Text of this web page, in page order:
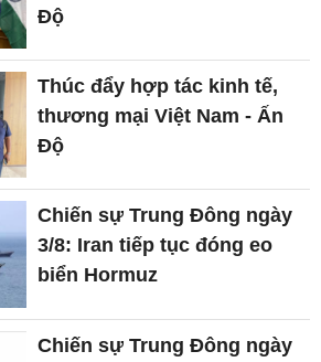
Độ
Thúc đẩy hợp tác kinh tế,
thương mại Việt Nam - Ấn
Độ
Chiến sự Trung Đông ngày
3/8: Iran tiếp tục đóng eo
biển Hormuz
Chiến sự Trung Đông ngày